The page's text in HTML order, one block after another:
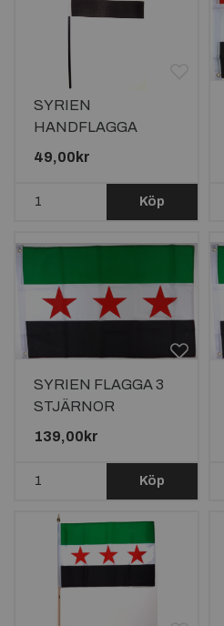
SYRIEN
HANDFLAGGA
23X15CM
49,00kr
Köp
SYRIEN FLAGGA 3
STJÄRNOR
90X60CM
139,00kr
Köp